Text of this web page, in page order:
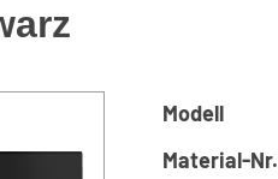
Modell
Material-Nr.